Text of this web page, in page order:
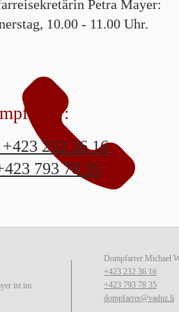
Petra Mayer:
10.00 - 11.00 Uhr.
232 36 16
793 78 35
ist im
Dompfarrer Michael
+423 232 36 16
+423 793 78 35
dompfarrer@vaduz.li